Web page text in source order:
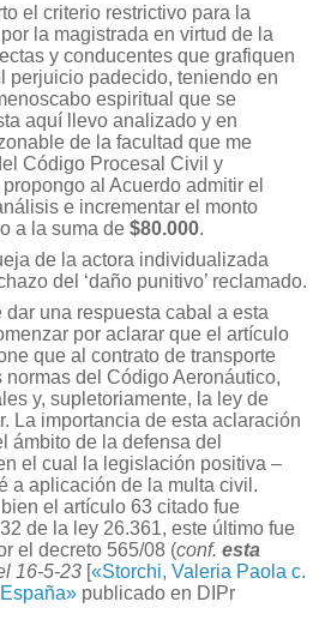
el criterio restrictivo para la
la magistrada en virtud de la
y conducentes que grafiquen
perjuicio padecido, teniendo en
espiritual que se
aquí llevo analizado y en
de la facultad que me
Código Procesal Civil y
al Acuerdo admitir el
e incrementar el monto
a la suma de $80.000.
de la actora individualizada
del ‘daño punitivo’ reclamado.
una respuesta cabal a esta
por aclarar que el artículo
que al contrato de transporte
del Código Aeronáutico,
y, supletoriamente, la ley de
La importancia de esta aclaración
ámbito de la defensa del
el cual la legislación positiva –
a aplicación de la multa civil.
el artículo 63 citado fue
de la ley 26.361, este último fue
el decreto 565/08 (conf. esta
16-5-23 [«Storchi, Valeria Paola c.
publicado en DIPr